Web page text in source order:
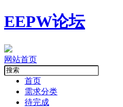
EEPW论坛
网站首页
首页
需求分类
待完成